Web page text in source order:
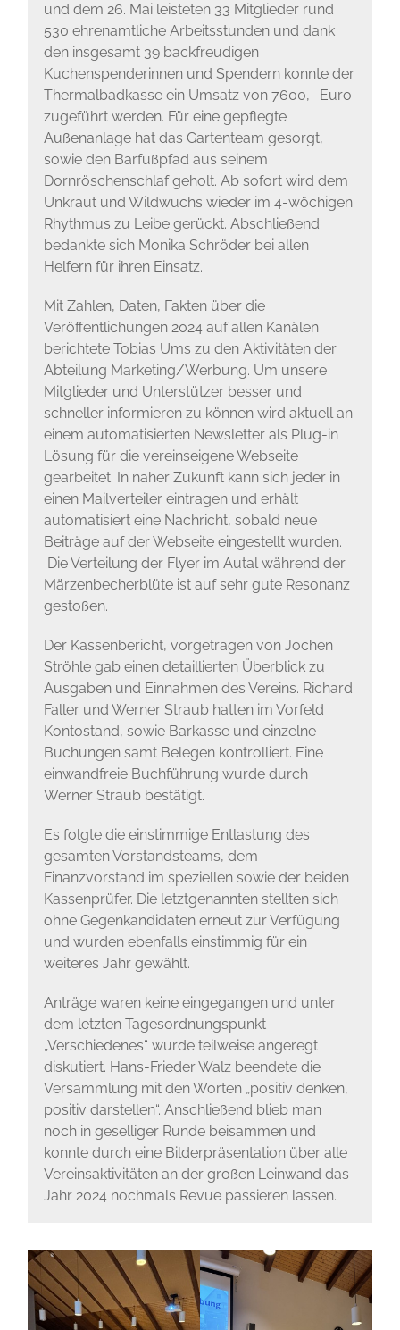
und dem 26. Mai leisteten 33 Mitglieder rund
530 ehrenamtliche Arbeitsstunden und dank
den insgesamt 39 backfreudigen
Kuchenspenderinnen und Spendern konnte der
Thermalbadkasse ein Umsatz von 7600,- Euro
zugeführt werden. Für eine gepflegte
Außenanlage hat das Gartenteam gesorgt,
sowie den Barfußpfad aus seinem
Dornröschenschlaf geholt. Ab sofort wird dem
Unkraut und Wildwuchs wieder im 4-wöchigen
Rhythmus zu Leibe gerückt. Abschließend
bedankte sich Monika Schröder bei allen
Helfern für ihren Einsatz.
Mit Zahlen, Daten, Fakten über die
Veröffentlichungen 2024 auf allen Kanälen
berichtete Tobias Ums zu den Aktivitäten der
Abteilung Marketing/Werbung. Um unsere
Mitglieder und Unterstützer besser und
schneller informieren zu können wird aktuell an
einem automatisierten Newsletter als Plug-in
Lösung für die vereinseigene Webseite
gearbeitet. In naher Zukunft kann sich jeder in
einen Mailverteiler eintragen und erhält
automatisiert eine Nachricht, sobald neue
Beiträge auf der Webseite eingestellt wurden.
Die Verteilung der Flyer im Autal während der
Märzenbecherblüte ist auf sehr gute Resonanz
gestoßen.
Der Kassenbericht, vorgetragen von Jochen
Ströhle gab einen detaillierten Überblick zu
Ausgaben und Einnahmen des Vereins. Richard
Faller und Werner Straub hatten im Vorfeld
Kontostand, sowie Barkasse und einzelne
Buchungen samt Belegen kontrolliert. Eine
einwandfreie Buchführung wurde durch
Werner Straub bestätigt.
Es folgte die einstimmige Entlastung des
gesamten Vorstandsteams, dem
Finanzvorstand im speziellen sowie der beiden
Kassenprüfer. Die letztgenannten stellten sich
ohne Gegenkandidaten erneut zur Verfügung
und wurden ebenfalls einstimmig für ein
weiteres Jahr gewählt.
Anträge waren keine eingegangen und unter
dem letzten Tagesordnungspunkt
„Verschiedenes“ wurde teilweise angeregt
diskutiert. Hans-Frieder Walz beendete die
Versammlung mit den Worten „positiv denken,
positiv darstellen“. Anschließend blieb man
noch in geselliger Runde beisammen und
konnte durch eine Bilderpräsentation über alle
Vereinsaktivitäten an der großen Leinwand das
Jahr 2024 nochmals Revue passieren lassen.